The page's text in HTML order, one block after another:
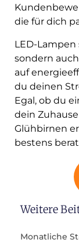
die für dich
LED-
sondern
auf
du deinen
Egal, ob du
dein
Glühbirnen
bestens
Weitere
Monatliche